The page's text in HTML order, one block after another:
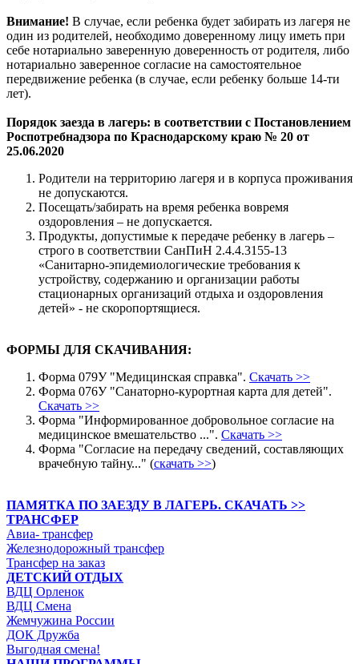
Внимание! В случае, если ребенка будет забирать из лагеря не
один из родителей, необходимо доверенному лицу иметь при
себе нотариально заверенную доверенность от родителя, либо
нотариально заверенное согласие на самостоятельное
передвижение ребенка (в случае, если ребенку больше 14-ти
лет).
Порядок заезда в лагерь: в соответствии с Постановлением
Роспотребнадзора по Краснодарскому краю № 20 от
25.06.2020
Родители на территорию лагеря и в корпуса проживания
не допускаются.
Посещать/забирать на время ребенка вовремя
оздоровления – не допускается.
Продукты, допустимые к передаче ребенку в лагерь –
строго в соответствии СанПиН 2.4.4.3155-13
«Санитарно-эпидемиологические требования к
устройству, содержанию и организации работы
стационарных организаций отдыха и оздоровления
детей» - не скоропортящиеся.
ФОРМЫ ДЛЯ СКАЧИВАНИЯ:
Форма 079У "Медицинская справка". Скачать >>
Форма 076У "Санаторно-курортная карта для детей".
Скачать >>
Форма "Информированное добровольное согласие на
медицинское вмешательство ...". Скачать >>
Форма "Согласие на передачу сведений, составляющих
врачебную тайну..." (скачать >>)
ПАМЯТКА ПО ЗАЕЗДУ В ЛАГЕРЬ. СКАЧАТЬ >>
ТРАНСФЕР
Авиа- трансфер
Железнодорожный трансфер
Трансфер на заказ
ДЕТСКИЙ ОТДЫХ
ВДЦ Орленок
ВДЦ Смена
Жемчужина России
ДОК Дружба
Выгодная смена!